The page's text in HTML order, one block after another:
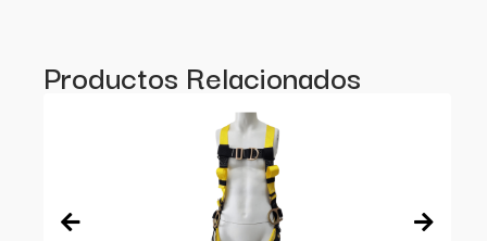
Productos Relacionados